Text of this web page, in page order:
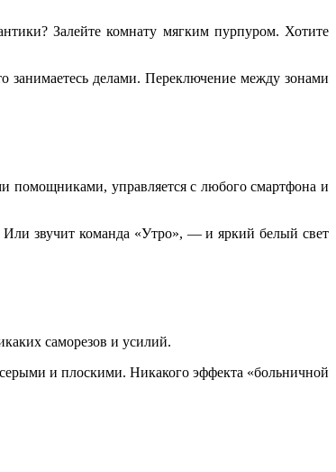
Залейте комнату мягким пурпуром. Хотите
делами. Переключение между зонами
помощниками, управляется с любого смартфона и
Или звучит команда «Утро», — и яркий белый свет
саморезов и усилий.
и плоскими. Никакого эффекта «больничной